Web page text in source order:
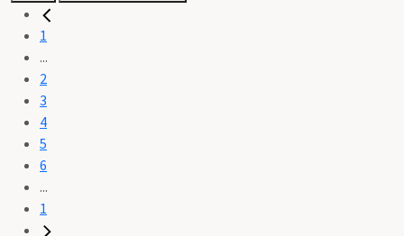
1
...
2
3
4
5
6
...
1